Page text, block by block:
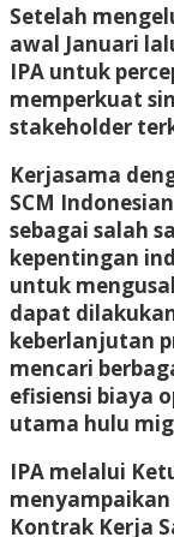
Setelah
awal Januari
IPA untuk
memperkuat
stakeholder
Kerjasama
SCM
sebagai salah
kepentingan
untuk
dapat
keberlanjutan
mencari
efisiensi biaya
utama hulu
IPA melalui
Kontrak Kerja